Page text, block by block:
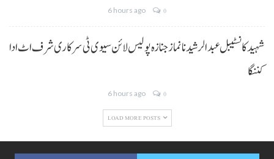
6 hours ago 0
شہید کانسٹیبل عبدالرشید نا نماز جنازہ پولیس لائن سیوی ٹی سرکاری شرف اٹ ادا
کننگا
6 hours ago 0
LOAD MORE POSTS